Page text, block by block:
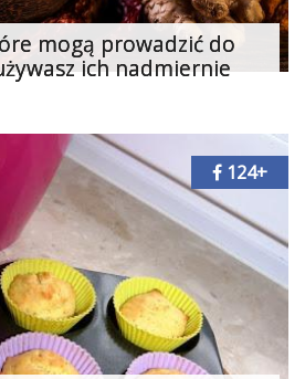
mogą prowadzić do
ich nadmiernie
124+